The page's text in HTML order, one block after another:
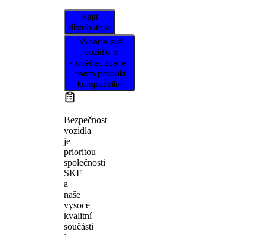
Najít
distributora
Vyberte své
vozidlo a
ověřte, zda je
tento produkt
kompatibilní.
Bezpečnost
vozidla
je
prioritou
společnosti
SKF
a
naše
vysoce
kvalitní
součásti